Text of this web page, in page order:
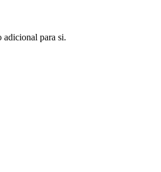
adicional para si.